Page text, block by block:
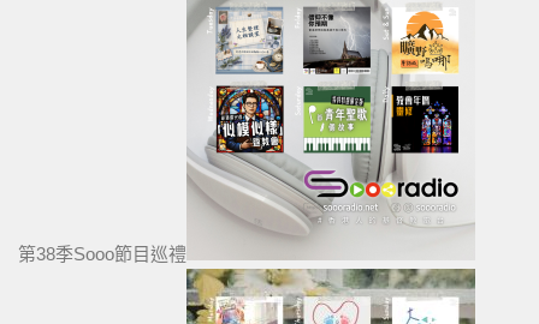
第38季Sooo節目巡禮